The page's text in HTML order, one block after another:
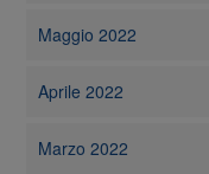
Maggio 2022
Aprile 2022
Marzo 2022